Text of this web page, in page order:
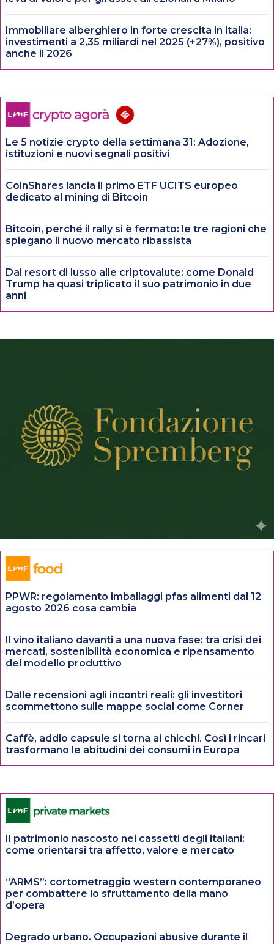
Immobiliare alberghiero in forte crescita in italia:
investimenti a 2,35 miliardi nel 2025 (+27%), positivo
anche il 2026
Le 5 notizie crypto della settimana 31: Adozione,
istituzioni e nuovi segnali positivi
CoinShares lancia il primo ETF UCITS europeo
dedicato al mining di Bitcoin
Bitcoin, perché il rally si è fermato: le tre ragioni che
spiegano il nuovo mercato ribassista
Dai resort di lusso alle criptovalute: come Donald
Trump ha quasi triplicato il suo patrimonio in due
anni
PPWR: regolamento imballaggi pfas alimenti dal 12
agosto 2026 cosa cambia
Il vino italiano davanti a una nuova fase: tra crisi dei
mercati, sostenibilità economica e ripensamento
del modello produttivo
Dalle recensioni agli incontri reali: gli investitori
scommettono sulle mappe social come Corner
Caffè, addio capsule si torna ai chicchi. Così i rincari
trasformano le abitudini dei consumi in Europa
Il patrimonio nascosto nei cassetti degli italiani:
come orientarsi tra affetto, valore e mercato
“ARMS”: cortometraggio western contemporaneo
per combattere lo sfruttamento della mano
d’opera
Degrado urbano. Occupazioni abusive durante il